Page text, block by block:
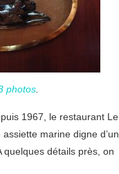
photos.
1967, le restaurant Le
marine digne d’un
quelques détails près, on